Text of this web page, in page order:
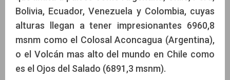
Bolivia, Ecuador, Venezuela y Colombia, cuyas
alturas llegan a tener impresionantes 6960,8
msnm como el Colosal Aconcagua (Argentina),
o el Volcán mas alto del mundo en Chile como
es el Ojos del Salado (6891,3 msnm).